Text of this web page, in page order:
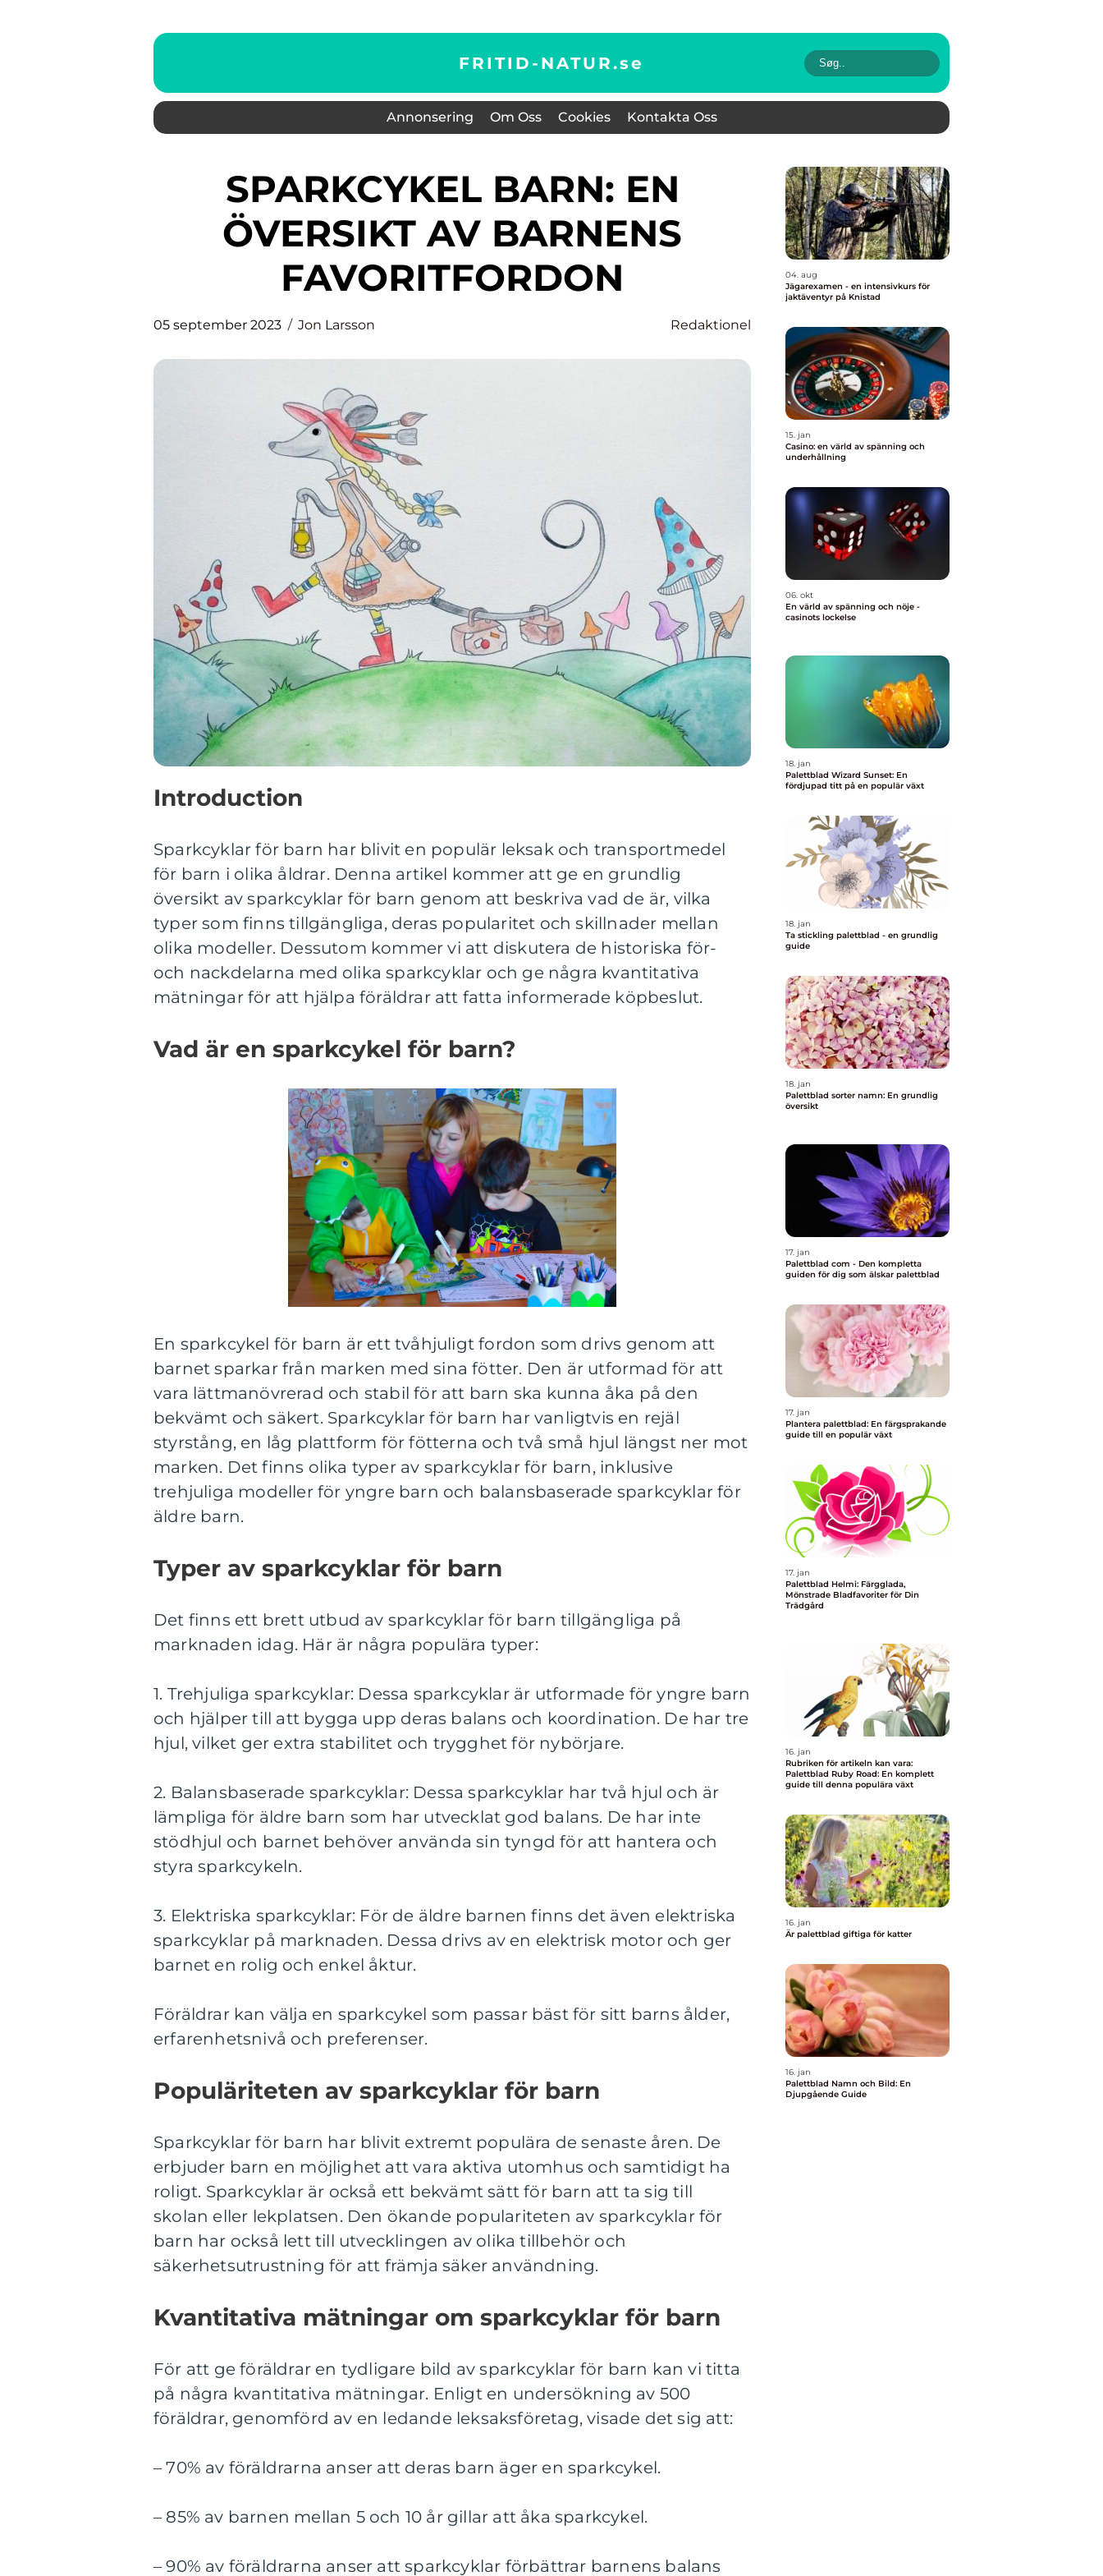
FRITID-NATUR.se
Annonsering Om Oss Cookies Kontakta Oss
SPARKCYKEL BARN: EN
ÖVERSIKT AV BARNENS
FAVORITFORDON
05 september 2023 Jon Larsson Redaktionel
Introduction
Sparkcyklar för barn har blivit en populär leksak och transportmedel
för barn i olika åldrar. Denna artikel kommer att ge en grundlig
översikt av sparkcyklar för barn genom att beskriva vad de är, vilka
typer som finns tillgängliga, deras popularitet och skillnader mellan
olika modeller. Dessutom kommer vi att diskutera de historiska för-
och nackdelarna med olika sparkcyklar och ge några kvantitativa
mätningar för att hjälpa föräldrar att fatta informerade köpbeslut.
Vad är en sparkcykel för barn?
En sparkcykel för barn är ett tvåhjuligt fordon som drivs genom att
barnet sparkar från marken med sina fötter. Den är utformad för att
vara lättmanövrerad och stabil för att barn ska kunna åka på den
bekvämt och säkert. Sparkcyklar för barn har vanligtvis en rejäl
styrstång, en låg plattform för fötterna och två små hjul längst ner mot
marken. Det finns olika typer av sparkcyklar för barn, inklusive
trehjuliga modeller för yngre barn och balansbaserade sparkcyklar för
äldre barn.
Typer av sparkcyklar för barn
Det finns ett brett utbud av sparkcyklar för barn tillgängliga på
marknaden idag. Här är några populära typer:
1. Trehjuliga sparkcyklar: Dessa sparkcyklar är utformade för yngre barn
och hjälper till att bygga upp deras balans och koordination. De har tre
hjul, vilket ger extra stabilitet och trygghet för nybörjare.
2. Balansbaserade sparkcyklar: Dessa sparkcyklar har två hjul och är
lämpliga för äldre barn som har utvecklat god balans. De har inte
stödhjul och barnet behöver använda sin tyngd för att hantera och
styra sparkcykeln.
3. Elektriska sparkcyklar: För de äldre barnen finns det även elektriska
sparkcyklar på marknaden. Dessa drivs av en elektrisk motor och ger
barnet en rolig och enkel åktur.
Föräldrar kan välja en sparkcykel som passar bäst för sitt barns ålder,
erfarenhetsnivå och preferenser.
Populäriteten av sparkcyklar för barn
Sparkcyklar för barn har blivit extremt populära de senaste åren. De
erbjuder barn en möjlighet att vara aktiva utomhus och samtidigt ha
roligt. Sparkcyklar är också ett bekvämt sätt för barn att ta sig till
skolan eller lekplatsen. Den ökande populariteten av sparkcyklar för
barn har också lett till utvecklingen av olika tillbehör och
säkerhetsutrustning för att främja säker användning.
Kvantitativa mätningar om sparkcyklar för barn
För att ge föräldrar en tydligare bild av sparkcyklar för barn kan vi titta
på några kvantitativa mätningar. Enligt en undersökning av 500
föräldrar, genomförd av en ledande leksaksföretag, visade det sig att:
– 70% av föräldrarna anser att deras barn äger en sparkcykel.
– 85% av barnen mellan 5 och 10 år gillar att åka sparkcykel.
– 90% av föräldrarna anser att sparkcyklar förbättrar barnens balans
04. aug
Jägarexamen - en intensivkurs för
jaktäventyr på Knistad
15. jan
Casino: en värld av spänning och
underhållning
06. okt
En värld av spänning och nöje -
casinots lockelse
18. jan
Palettblad Wizard Sunset: En
fördjupad titt på en populär växt
18. jan
Ta stickling palettblad - en grundlig
guide
18. jan
Palettblad sorter namn: En grundlig
översikt
17. jan
Palettblad com - Den kompletta
guiden för dig som älskar palettblad
17. jan
Plantera palettblad: En färgsprakande
guide till en populär växt
17. jan
Palettblad Helmi: Färgglada,
Mönstrade Bladfavoriter för Din
Trädgård
16. jan
Rubriken för artikeln kan vara:
Palettblad Ruby Road: En komplett
guide till denna populära växt
16. jan
Är palettblad giftiga för katter
16. jan
Palettblad Namn och Bild: En
Djupgående Guide